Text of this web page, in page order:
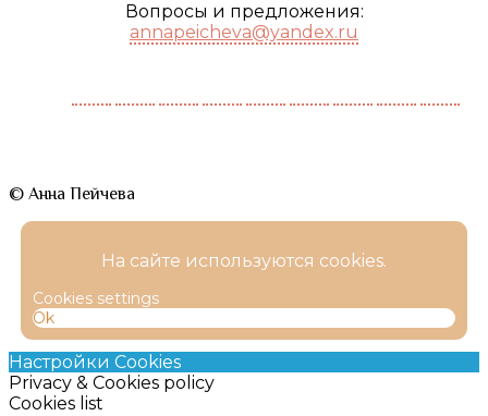
Вопросы и предложения:
annapeicheva@yandex.ru
© Анна Пейчева
На сайте используются cookies.
Cookies settings
Ok
Настройки Cookies
Privacy & Cookies policy
Cookies list